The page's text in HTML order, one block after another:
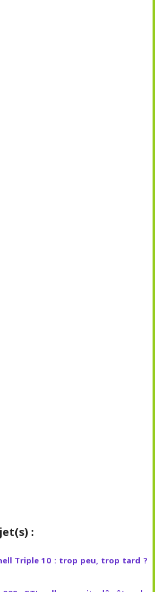
:
Triple 10 : trop peu, trop tard ?